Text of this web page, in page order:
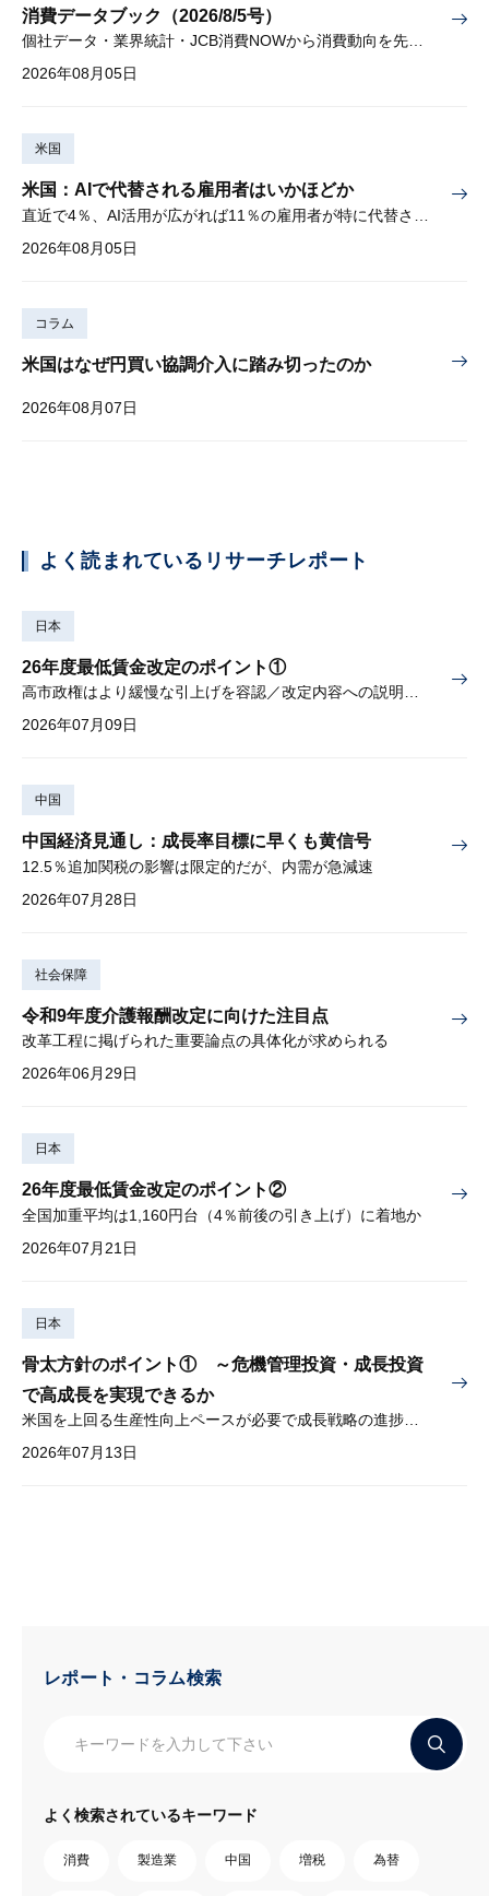
消費データブック（2026/8/5号）
個社データ・業界統計・JCB消費NOWから消費動向を先取り
2026年08月05日
米国
米国：AIで代替される雇用者はいかほどか
2026年08月05日
コラム
米国はなぜ円買い協調介入に踏み切ったのか
2026年08月07日
よく読まれているリサーチレポート
日本
26年度最低賃金改定のポイント①
高市政権はより緩慢な引上げを容認／改定内容への説明責任が焦点
2026年07月09日
中国
中国経済見通し：成長率目標に早くも黄信号
12.5％追加関税の影響は限定的だが、内需が急減速
2026年07月28日
社会保障
令和9年度介護報酬改定に向けた注目点
改革工程に掲げられた重要論点の具体化が求められる
2026年06月29日
日本
26年度最低賃金改定のポイント②
全国加重平均は1,160円台（4％前後の引き上げ）に着地か
2026年07月21日
日本
骨太方針のポイント① ～危機管理投資・成長投資
で高成長を実現できるか
米国を上回る生産性向上ペースが必要で成長戦略の進捗管理も課題
2026年07月13日
レポート・コラム検索
よく検索されているキーワード
消費 製造業 中国 増税 為替